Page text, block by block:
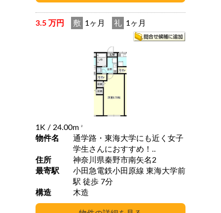
3.5 万円 敷 1ヶ月 礼 1ヶ月
1K / 24.00m 2
物件名
通学路・東海大学にも近く女子
学生さんにおすすめ！..
住所
神奈川県秦野市南矢名2
最寄駅
小田急電鉄小田原線 東海大学前
駅 徒歩 7分
構造
木造